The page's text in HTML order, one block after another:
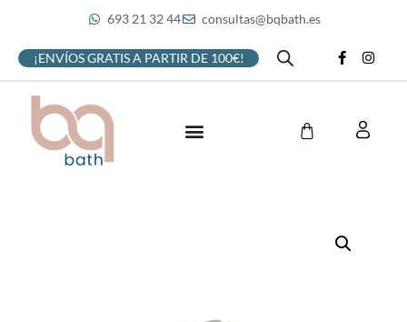
693 21 32 44 consultas@bqbath.es
¡ENVÍOS GRATIS A PARTIR DE 100€!